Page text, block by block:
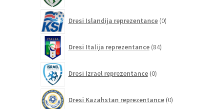
Dresi Islandija reprezentance 0izdelkov
Dresi Italija reprezentance 84izdelkov
Dresi Izrael reprezentance 0izdelkov
Dresi Kazahstan reprezentance 0izdelkov